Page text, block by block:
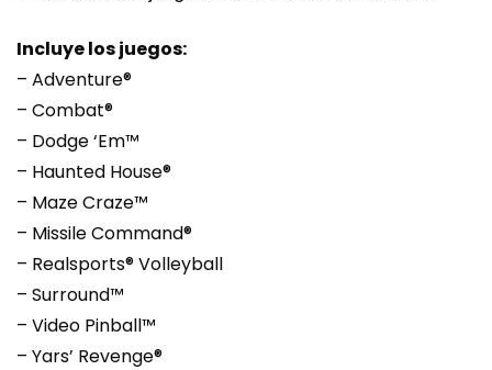
Incluye los juegos:
– Adventure®
– Combat®
– Dodge ‘Em™
– Haunted House®
– Maze Craze™
– Missile Command®
– Realsports® Volleyball
– Surround™
– Video Pinball™
– Yars’ Revenge®